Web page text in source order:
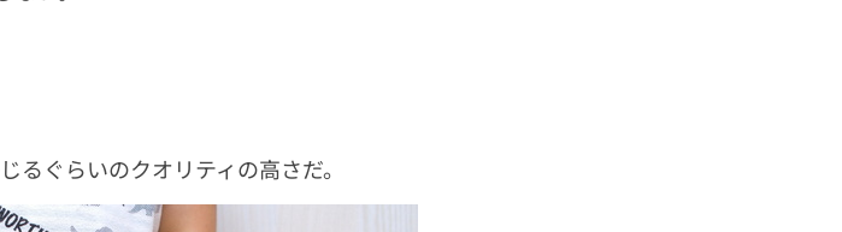
ぐらいのクオリティの高さだ。